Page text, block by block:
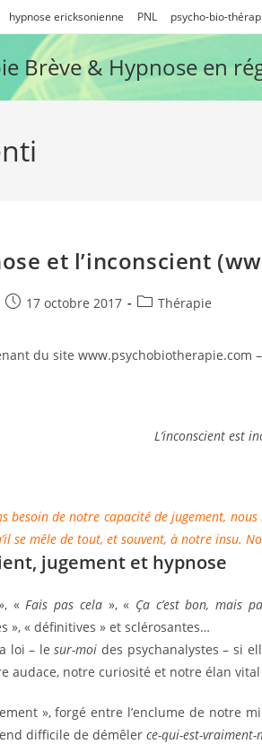
hypnose ericksonienne PNL psycho-bio-
Brève & Hypnose en
et l’inconscient
Publication
17 octobre 2017
PostThérapie
du site www.psychobiotherapie.com
L’inconscient est
besoin de notre capacité de jugement,
se mêle de tout, et souvent, à notre insu.
jugement et hypnose
«Fais pas cela», « Ça c’est bon, mais
», « définitives » et sclérosantes…
loi – lesur-moi des psychanalystes – si
audace, notre curiosité et notre élan
», forgé entre l’enclume de notre
difficile de démêler ce-qui-est-vraiment-